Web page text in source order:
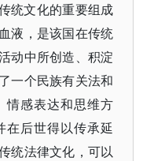
统文化的重要组成
液，是该国在传统
动中所创造、积淀
一个民族有关法和
情感表达和思维方
在后世得以传承延
统法律文化，可以